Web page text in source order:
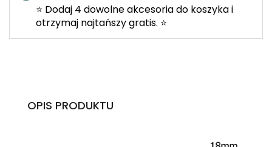
⭐ Dodaj 4 dowolne akcesoria do koszyka i
otrzymaj najtańszy gratis. ⭐
OPIS PRODUKTU